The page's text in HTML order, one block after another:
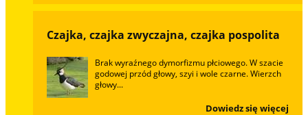
Czajka, czajka zwyczajna, czajka pospolita
Brak wyraźnego dymorfizmu płciowego. W szacie
godowej przód głowy, szyi i wole czarne. Wierzch
głowy...
Dowiedz się więcej